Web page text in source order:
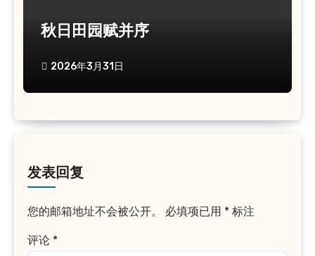
秋日田园赋并序
2026年3月31日
发表回复
您的邮箱地址不会被公开。 必填项已用 * 标注
评论 *